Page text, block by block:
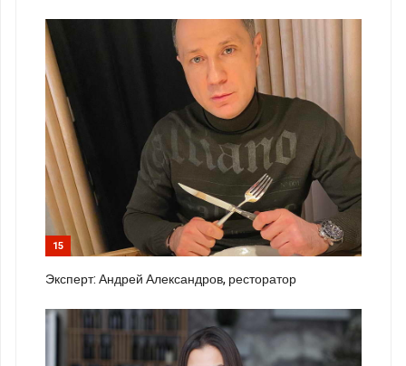
15
Эксперт: Андрей Александров, ресторатор